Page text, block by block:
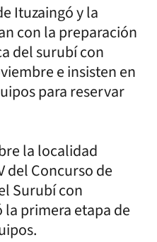
Ituzaingó y la
con la preparación
del surubí con
e insisten en
para reservar
la localidad
del Concurso de
Surubí con
primera etapa de